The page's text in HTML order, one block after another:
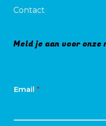
Contact
Meld je aan voor
Email *